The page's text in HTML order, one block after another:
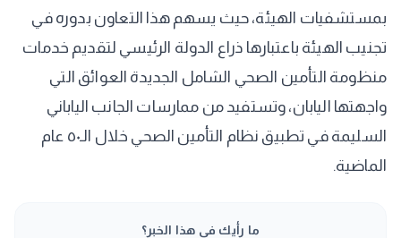
بمستشفيات الهيئة، حيث يسهم هذا التعاون بدوره في
تجنيب الهيئة باعتبارها ذراع الدولة الرئيسي لتقديم خدمات
منظومة التأمين الصحي الشامل الجديدة العوائق التي
واجهتها اليابان، وتستفيد من ممارسات الجانب الياباني
السليمة في تطبيق نظام التأمين الصحي خلال الـ٥٠ عام
الماضية.
ما رأيك في هذا الخبر؟